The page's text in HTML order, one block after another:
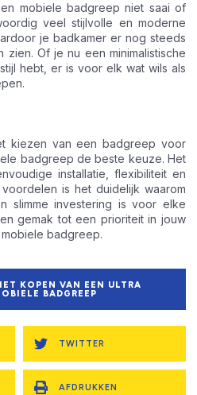
mobiele badgreep niet saai of
veel stijlvolle en moderne
je badkamer er nog steeds
Of je nu een minimalistische
hebt, er is voor elk wat wils als
kiezen van een badgreep voor
badgreep de beste keuze. Het
installatie, flexibiliteit en
is het duidelijk waarom
slimme investering is voor elke
gemak tot een prioriteit in jouw
badgreep.
KOPEN VAN EEN ULTRA
BADGREEP
TWITTER
AFDRUKKEN